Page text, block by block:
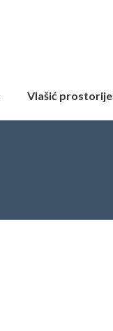
Vlašić prostorije